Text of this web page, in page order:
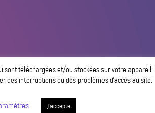
téléchargées et/ou stockées sur votre appareil.
des interruptions ou des problèmes d’accès au site.
J'accepte